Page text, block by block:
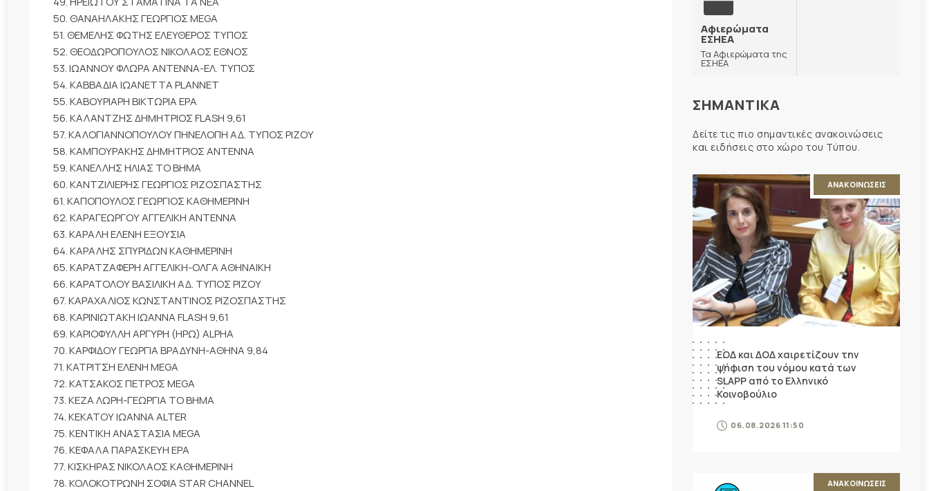
50. ΘΑΝΑΗΛΑΚΗΣ ΓΕΩΡΓΙΟΣ MEGA
51. ΘΕΜΕΛΗΣ ΦΩΤΗΣ ΕΛΕΥΘΕΡΟΣ ΤΥΠΟΣ
52. ΘΕΟΔΩΡΟΠΟΥΛΟΣ ΝΙΚΟΛΑΟΣ ΕΘΝΟΣ
53. ΙΩΑΝΝΟΥ ΦΛΩΡΑ ΑΝΤΕΝΝΑ-ΕΛ. ΤΥΠΟΣ
54. ΚΑΒΒΑΔΙΑ ΙΩΑΝΕΤΤΑ PLANNET
55. ΚΑΒΟΥΡΙΑΡΗ ΒΙΚΤΩΡΙΑ ΕΡΑ
56. ΚΑΛΑΝΤΖΗΣ ΔΗΜΗΤΡΙΟΣ FLASH 9,61
57. ΚΑΛΟΓΙΑΝΝΟΠΟΥΛΟΥ ΠΗΝΕΛΟΠΗ ΑΔ. ΤΥΠΟΣ ΡΙΖΟΥ
58. ΚΑΜΠΟΥΡΑΚΗΣ ΔΗΜΗΤΡΙΟΣ ΑΝΤΕΝΝΑ
59. ΚΑΝΕΛΛΗΣ ΗΛΙΑΣ ΤΟ ΒΗΜΑ
60. ΚΑΝΤΖΙΛΙΕΡΗΣ ΓΕΩΡΓΙΟΣ ΡΙΖΟΣΠΑΣΤΗΣ
61. ΚΑΠΟΠΟΥΛΟΣ ΓΕΩΡΓΙΟΣ ΚΑΘΗΜΕΡΙΝΗ
62. ΚΑΡΑΓΕΩΡΓΟΥ ΑΓΓΕΛΙΚΗ ΑΝΤΕΝΝΑ
63. ΚΑΡΑΛΗ ΕΛΕΝΗ ΕΞΟΥΣΙΑ
64. ΚΑΡΑΛΗΣ ΣΠΥΡΙΔΩΝ ΚΑΘΗΜΕΡΙΝΗ
65. ΚΑΡΑΤΖΑΦΕΡΗ ΑΓΓΕΛΙΚΗ-ΟΛΓΑ ΑΘΗΝΑΙΚΗ
66. ΚΑΡΑΤΟΛΟΥ ΒΑΣΙΛΙΚΗ ΑΔ. ΤΥΠΟΣ ΡΙΖΟΥ
67. ΚΑΡΑΧΑΛΙΟΣ ΚΩΝΣΤΑΝΤΙΝΟΣ ΡΙΖΟΣΠΑΣΤΗΣ
68. ΚΑΡΙΝΙΩΤΑΚΗ ΙΩΑΝΝΑ FLASH 9,61
69. ΚΑΡΙΟΦΥΛΛΗ ΑΡΓΥΡΗ (ΗΡΩ) ALPHA
70. ΚΑΡΦΙΔΟΥ ΓΕΩΡΓΙΑ ΒΡΑΔΥΝΗ-ΑΘΗΝΑ 9,84
71. ΚΑΤΡΙΤΣΗ ΕΛΕΝΗ MEGA
72. ΚΑΤΣΑΚΟΣ ΠΕΤΡΟΣ MEGA
73. ΚΕΖΑ ΛΩΡΗ-ΓΕΩΡΓΙΑ ΤΟ ΒΗΜΑ
74. ΚΕΚΑΤΟΥ ΙΩΑΝΝΑ ALTER
75. ΚΕΝΤΙΚΗ ΑΝΑΣΤΑΣΙΑ MEGA
76. ΚΕΦΑΛΑ ΠΑΡΑΣΚΕΥΗ ΕΡΑ
77. ΚΙΣΚΗΡΑΣ ΝΙΚΟΛΑΟΣ ΚΑΘΗΜΕΡΙΝΗ
78. ΚΟΛΟΚΟΤΡΩΝΗ ΣΟΦΙΑ STAR CHANNEL
Αφιερώματα
ΕΣΗΕΑ
Τα Αφιερώματα της
ΕΣΗΕΑ
ΣΗΜΑΝΤΙΚΑ
Δείτε τις πιο σημαντικές ανακοινώσεις
και ειδήσεις στο χώρο του Τύπου.
ΑΝΑΚΟΙΝΩΣΕΙΣ
ΕΟΔ και ΔΟΔ χαιρετίζουν την
ψήφιση του νόμου κατά των
SLAPP από το Ελληνικό
Κοινοβούλιο
06.08.2026 11:50
ΑΝΑΚΟΙΝΩΣΕΙΣ